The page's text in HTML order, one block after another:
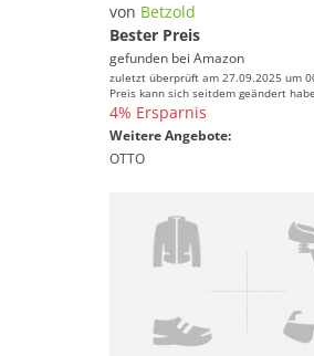
von Betzold
Bester Preis
gefunden bei Amazon
zuletzt überprüft am 27.09.2025 um
Preis kann sich seitdem geändert
4% Ersparnis
Weitere Angebote:
OTTO